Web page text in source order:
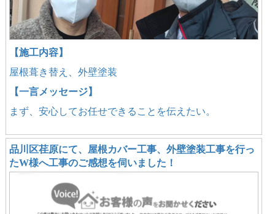
【施工内容】
屋根葺き替え、外壁塗装
【一言メッセージ】
まず、安心してお任せできることを伝えたい。
品川区荏原にて、屋根カバー工事、外壁塗装工事を行っ
たW様へ工事のご感想を伺いました！